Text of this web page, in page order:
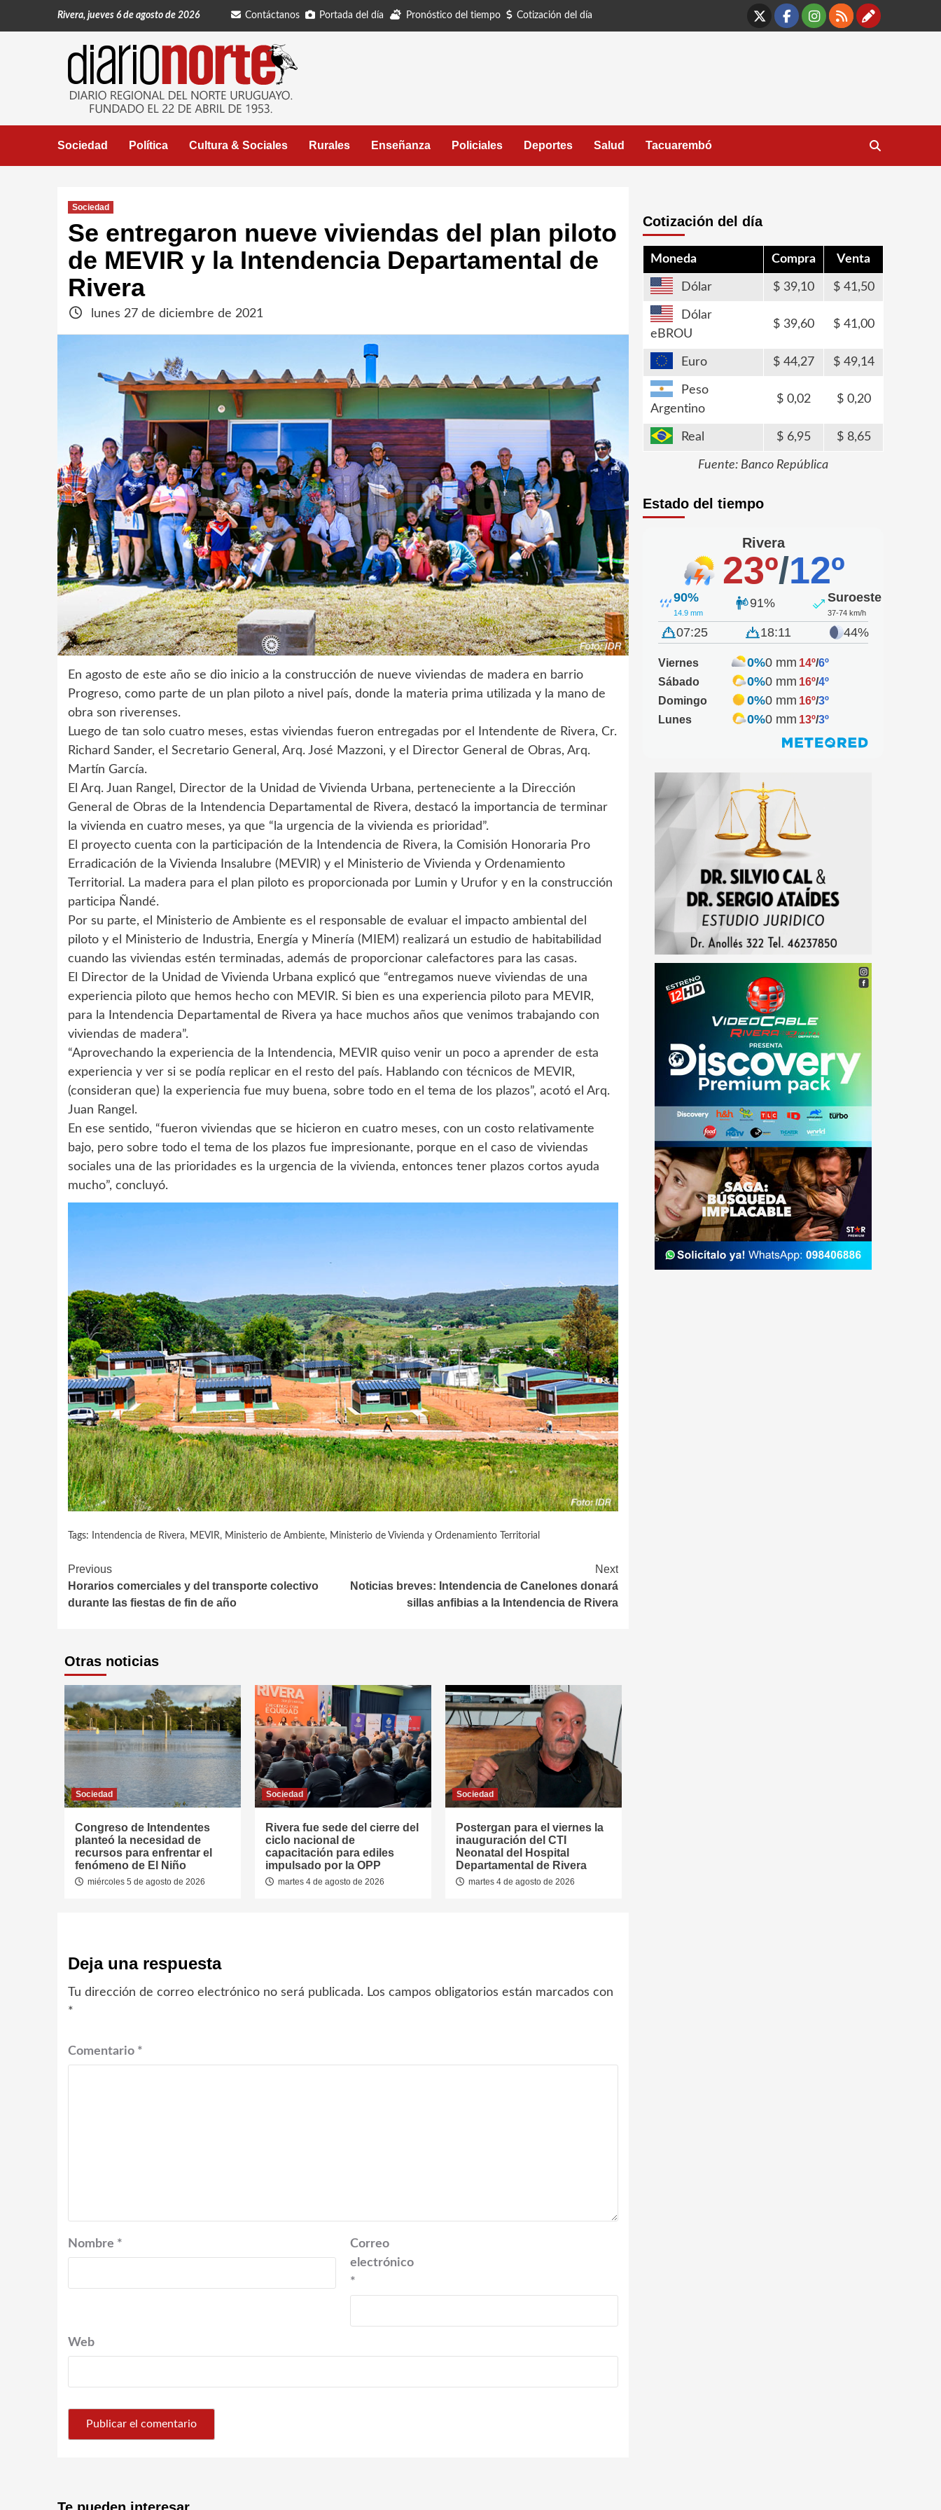
Rivera, jueves 6 de agosto de 2026 Contáctanos Portada del día Pronóstico del tiempo Cotización del día
X Facebook
Instagram
RSS
Sociedad Política Cultura & Sociales Rurales Enseñanza Policiales Deportes Salud Tacuarembó
Sociedad
Se entregaron nueve viviendas del plan piloto
de MEVIR y la Intendencia Departamental de
Rivera
lunes 27 de diciembre de 2021
En agosto de este año se dio inicio a la construcción de nueve viviendas de madera en barrio
Progreso, como parte de un plan piloto a nivel país, donde la materia prima utilizada y la mano de
obra son riverenses.
Luego de tan solo cuatro meses, estas viviendas fueron entregadas por el Intendente de Rivera, Cr.
Richard Sander, el Secretario General, Arq. José Mazzoni, y el Director General de Obras, Arq.
Martín García.
El Arq. Juan Rangel, Director de la Unidad de Vivienda Urbana, perteneciente a la Dirección
General de Obras de la Intendencia Departamental de Rivera, destacó la importancia de terminar
la vivienda en cuatro meses, ya que “la urgencia de la vivienda es prioridad”.
El proyecto cuenta con la participación de la Intendencia de Rivera, la Comisión Honoraria Pro
Erradicación de la Vivienda Insalubre (MEVIR) y el Ministerio de Vivienda y Ordenamiento
Territorial. La madera para el plan piloto es proporcionada por Lumin y Urufor y en la construcción
participa Ñandé.
Por su parte, el Ministerio de Ambiente es el responsable de evaluar el impacto ambiental del
piloto y el Ministerio de Industria, Energía y Minería (MIEM) realizará un estudio de habitabilidad
cuando las viviendas estén terminadas, además de proporcionar calefactores para las casas.
El Director de la Unidad de Vivienda Urbana explicó que “entregamos nueve viviendas de una
experiencia piloto que hemos hecho con MEVIR. Si bien es una experiencia piloto para MEVIR,
para la Intendencia Departamental de Rivera ya hace muchos años que venimos trabajando con
viviendas de madera”.
“Aprovechando la experiencia de la Intendencia, MEVIR quiso venir un poco a aprender de esta
experiencia y ver si se podía replicar en el resto del país. Hablando con técnicos de MEVIR,
(consideran que) la experiencia fue muy buena, sobre todo en el tema de los plazos”, acotó el Arq.
Juan Rangel.
En ese sentido, “fueron viviendas que se hicieron en cuatro meses, con un costo relativamente
bajo, pero sobre todo el tema de los plazos fue impresionante, porque en el caso de viviendas
sociales una de las prioridades es la urgencia de la vivienda, entonces tener plazos cortos ayuda
mucho”, concluyó.
Tags: Intendencia de Rivera, MEVIR, Ministerio de Ambiente, Ministerio de Vivienda y Ordenamiento Territorial
Continue
Reading
Previous
Horarios comerciales y del transporte colectivo
durante las fiestas de fin de año
Next
Noticias breves: Intendencia de Canelones donará
sillas anfibias a la Intendencia de Rivera
Otras noticias
Sociedad
Congreso de Intendentes
planteó la necesidad de
recursos para enfrentar el
fenómeno de El Niño
miércoles 5 de agosto de 2026
Sociedad
Rivera fue sede del cierre del
ciclo nacional de
capacitación para ediles
impulsado por la OPP
martes 4 de agosto de 2026
Sociedad
Postergan para el viernes la
inauguración del CTI
Neonatal del Hospital
Departamental de Rivera
martes 4 de agosto de 2026
Deja una respuesta
Tu dirección de correo electrónico no será publicada. Los campos obligatorios están marcados con
*
Comentario *
Nombre *
Correo
electrónico
*
Web
Cotización del día
Moneda Compra Venta
Dólar 39,10 41,50
Dólar
eBROU
39,60 41,00
Euro 44,27 49,14
Peso
Argentino
0,02 0,20
Real 6,95 8,65
Fuente: Banco República
Estado del tiempo
Rivera
23º/12º
90%
14.9 mm
91% Suroeste
37-74 km/h
07:25 18:11 44%
Viernes 0%0 mm 14º/6º
Sábado
0%0 mm 16º/4º
Domingo
0%0 mm 16º/3º
Lunes
0%0 mm 13º/3º